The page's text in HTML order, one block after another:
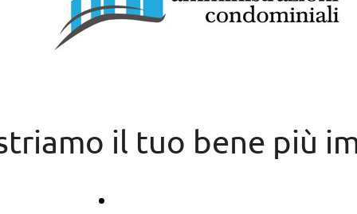
il tuo bene più